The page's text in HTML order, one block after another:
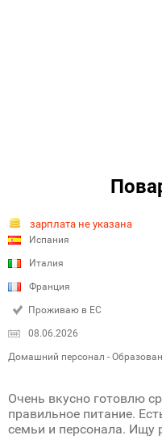
зарплата не указана
Испания
Италия
Франция
Проживаю в ЕС
08.06.2026
Домашний персонал -
Очень вкусно готовлю
правильное питание.
семьи и персонала. Ищу